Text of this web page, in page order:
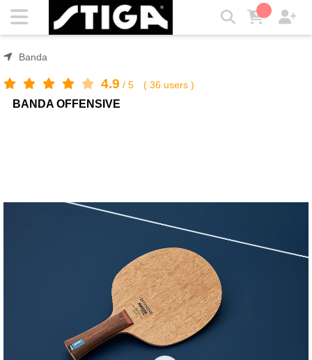
BANDA OFFENSIVE | STIGA
Banda
4.9 / 5 ( 36 users )
BANDA OFFENSIVE